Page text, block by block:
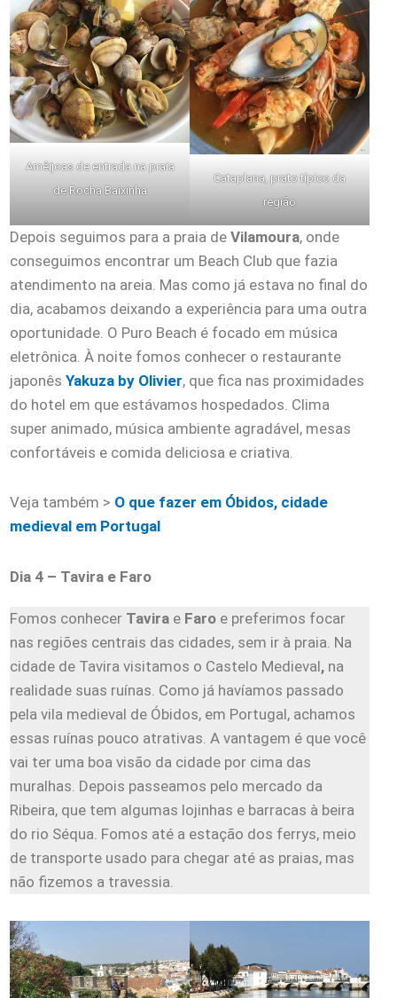
Amêijoas de entrada na praia
de Rocha Baixinha
Cataplana, prato típico da
região
Depois seguimos para a praia de Vilamoura, onde
conseguimos encontrar um Beach Club que fazia
atendimento na areia. Mas como já estava no final do
dia, acabamos deixando a experiência para uma outra
oportunidade. O Puro Beach é focado em música
eletrônica. À noite fomos conhecer o restaurante
japonês Yakuza by Olivier, que fica nas proximidades
do hotel em que estávamos hospedados. Clima
super animado, música ambiente agradável, mesas
confortáveis e comida deliciosa e criativa.
Veja também > O que fazer em Óbidos, cidade
medieval em Portugal
Dia 4 – Tavira e Faro
Fomos conhecer Tavira e Faro e preferimos focar
nas regiões centrais das cidades, sem ir à praia. Na
cidade de Tavira visitamos o Castelo Medieval, na
realidade suas ruínas. Como já havíamos passado
pela vila medieval de Óbidos, em Portugal, achamos
essas ruínas pouco atrativas. A vantagem é que você
vai ter uma boa visão da cidade por cima das
muralhas. Depois passeamos pelo mercado da
Ribeira, que tem algumas lojinhas e barracas à beira
do rio Séqua. Fomos até a estação dos ferrys, meio
de transporte usado para chegar até as praias, mas
não fizemos a travessia.